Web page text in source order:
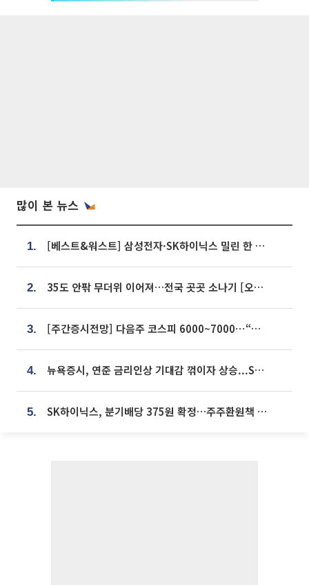
많이 본 뉴스
1. [베스트&워스트] 삼성전자·SK하이닉스 밀린 한 주…상상인증권은 85% 급등
2. 35도 안팎 무더위 이어져…전국 곳곳 소나기 [오늘 날씨]
3. [주간증시전망] 다음주 코스피 6000~7000⋯“外人 수급은 정책이 변수”
4. 뉴욕증시, 연준 금리인상 기대감 꺾이자 상승...S&P500 사상 최고치 [종합]
5. SK하이닉스, 분기배당 375원 확정…주주환원책 9월로 앞당겨 발표